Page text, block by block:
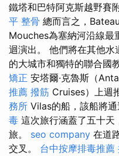
鐵塔和巴特阿克斯越野賽
平 整骨 總而言之，
Mouches為塞納河沿線最
迴演出。 他們將在其他水
的大城市和獨特的聯合國
矯正 安塔爾·克魯斯（
推薦 撥筋 Cruises）上週
務所 Vilas的船，該船將
毒 這次旅行涵蓋了五十天
旅。 seo company 在道
交叉。 台中按摩排毒推薦